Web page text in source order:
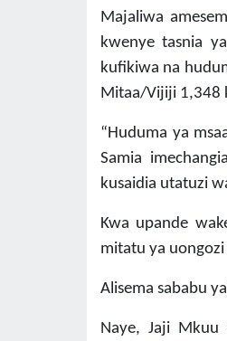
Majaliwa
kwenye tasnia
kufikiwa na
Mitaa/Vijiji 1,348
“Huduma ya
Samia
kusaidia utatuzi
Kwa upande
mitatu ya
Alisema sababu
Naye, Jaji Mkuu